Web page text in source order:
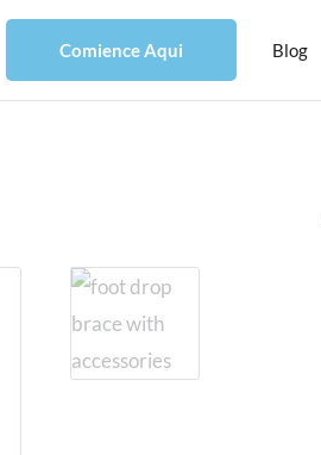
Comience Aqui Blog